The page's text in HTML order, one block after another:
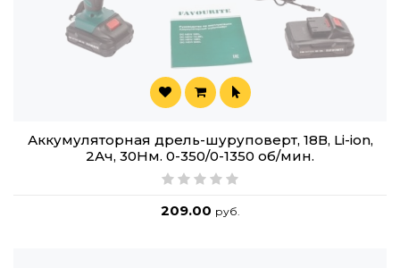
Аккумуляторная дрель-шуруповерт, 18В, Li-ion,
2Ач, 30Нм. 0-350/0-1350 об/мин.
209.00 руб.